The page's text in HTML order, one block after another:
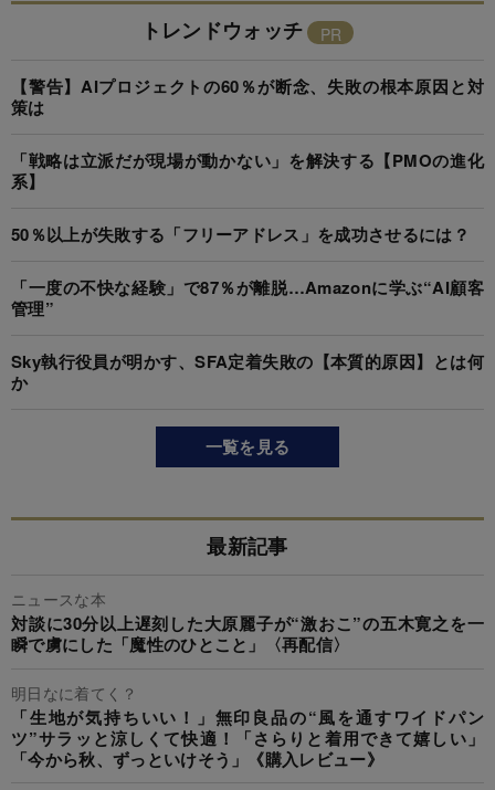
トレンドウォッチ
【警告】AIプロジェクトの60％が断念、失敗の根本原因と対
策は
「戦略は立派だが現場が動かない」を解決する【PMOの進化
系】
50％以上が失敗する「フリーアドレス」を成功させるには？
「一度の不快な経験」で87％が離脱…Amazonに学ぶ“AI顧客
管理”
Sky執行役員が明かす、SFA定着失敗の【本質的原因】とは何
か
一覧を見る
最新記事
ニュースな本
対談に30分以上遅刻した大原麗子が“激おこ”の五木寛之を一
瞬で虜にした「魔性のひとこと」〈再配信〉
明日なに着てく？
「生地が気持ちいい！」無印良品の“風を通すワイドパン
ツ”サラッと涼しくて快適！「さらりと着用できて嬉しい」
「今から秋、ずっといけそう」《購入レビュー》